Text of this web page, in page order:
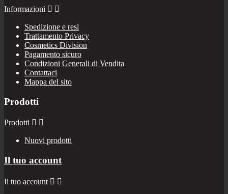
Informazioni  
Spedizione e resi
Trattamento Privacy
Cosmetics Division
Pagamento sicuro
Condizioni Generali di Vendita
Contattaci
Mappa del sito
Prodotti
Prodotti  
Nuovi prodotti
Il tuo account
Il tuo account  